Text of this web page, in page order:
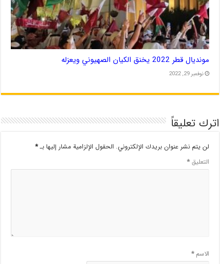
مونديال قطر 2022 يخنق الكيان الصهيوني ويعزله
نوفمبر 29, 2022
اترك تعليقاً
لن يتم نشر عنوان بريدك الإلكتروني. الحقول الإلزامية مشار إليها بـ*
التعليق*
الاسم*